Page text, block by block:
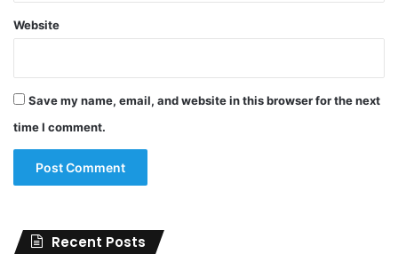
Website
Save my name, email, and website in this browser for the next
time I comment.
Recent Posts